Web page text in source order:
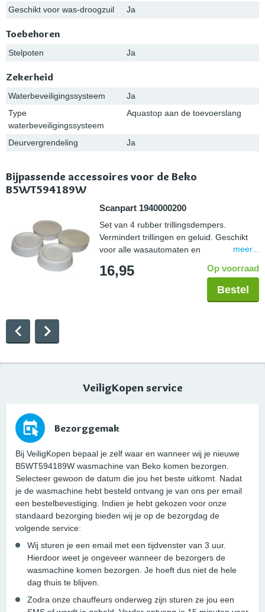
Geschikt voor was-droogzuil
Ja
Toebehoren
Stelpoten Ja
Zekerheid
Waterbeveiligingssysteem
Ja
Type
waterbeveiligingssysteem
Aquastop aan de toevoerslang
Deurvergrendeling Ja
Bijpassende accessoires voor de Beko
B5WT594189W
Scanpart 1940000200
Set van 4 rubber trillingsdempers.
Vermindert trillingen en geluid. Geschikt
voor alle wasautomaten en
onder de voetjes van een huishoudelijk
meer...
16,95 Op voorraad
Bestel
VeiligKopen service
Bezorggemak
Bij VeiligKopen bepaal je zelf waar en wanneer wij je nieuwe
B5WT594189W wasmachine van Beko komen bezorgen.
Selecteer gewoon de datum die jou het beste uitkomt. Nadat
je de wasmachine hebt besteld ontvang je van ons per email
een bestelbevestiging. Indien je hebt gekozen voor onze
standaard bezorging bieden wij je op de bezorgdag de
volgende service:
Wij sturen je een email met een tijdvenster van 3 uur.
Hierdoor weet je ongeveer wanneer de bezorgers de
wasmachine komen bezorgen. Je hoeft dus niet de hele
dag thuis te blijven.
Zodra onze chauffeurs onderweg zijn sturen ze jou een